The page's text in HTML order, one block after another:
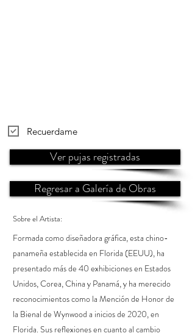
Recuerdame
Ver pujas registradas
Regresar a Galería de Obras
Sobre el Artista:
Formada como diseñadora gráfica, esta chino-
panameña establecida en Florida (EEUU), ha
presentado más de 40 exhibiciones en Estados
Unidos, Corea, China y Panamá, y ha merecido
reconocimientos como la Mención de Honor de
la Bienal de Wynwood a inicios de 2020, en
Florida. Sus reflexiones en cuanto al cambio